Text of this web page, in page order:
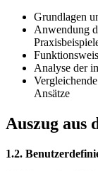
Grundlagen
Anwendung
Analyse der
Ansätze
Auszug aus
1.2.